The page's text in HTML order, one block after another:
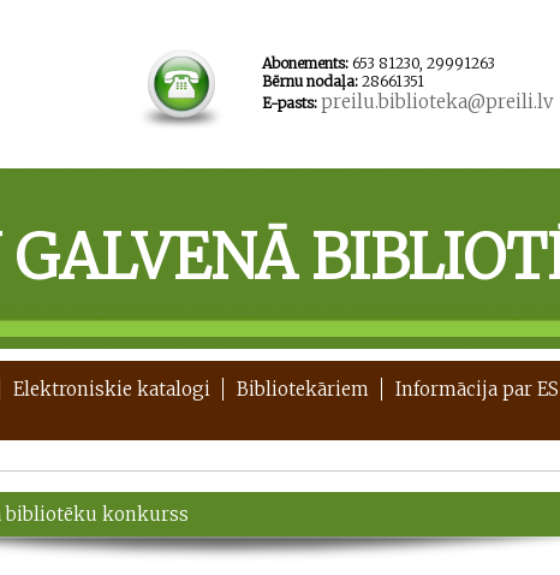
Abonements: 653 81230, 29991263
Bērnu nodaļa: 28661351
E-pasts: preilu.biblioteka@preili.lv
GALVENĀ
Elektroniskie katalogi Bibliotekāriem Informācija par ES
bibliotēku konkurss